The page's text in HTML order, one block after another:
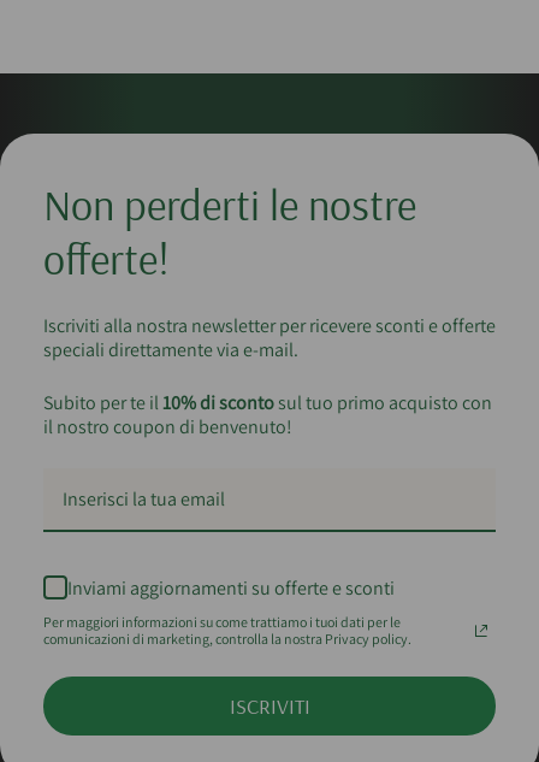
Non perderti le nostre
offerte!
Iscriviti alla nostra newsletter per ricevere sconti e offerte
speciali direttamente via e-mail.
Subito per te il10% di scontosul tuo primo acquisto con
il nostro coupon di benvenuto!
Inviami aggiornamenti su offerte e sconti
Per maggiori informazioni su come trattiamo i tuoi dati per le
comunicazioni di marketing, controlla la nostra Privacy policy.
ISCRIVITI